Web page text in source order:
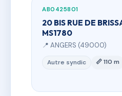
AB0425801
20 BIS RUE DE
MS1780
📍 ANGERS (49000)
Autre syndic 📏 110 m